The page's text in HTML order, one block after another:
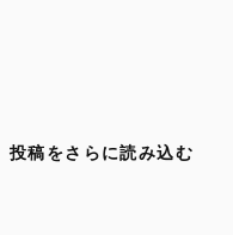
投稿をさらに読み込む